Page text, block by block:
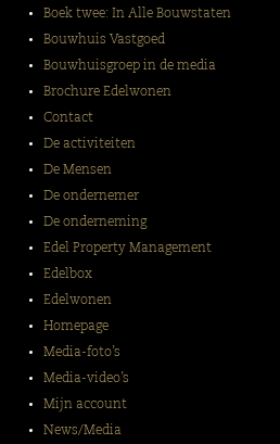
Boek twee: In Alle Bouwstaten
Bouwhuis Vastgoed
Bouwhuisgroep in de media
Brochure Edelwonen
Contact
De activiteiten
De Mensen
De ondernemer
De onderneming
Edel Property Management
Edelbox
Edelwonen
Homepage
Media-foto’s
Media-video’s
Mijn account
News/Media